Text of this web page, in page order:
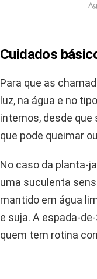
Cuidados
Para que as
luz, na água e no
internos, desde
que pode queimar
No caso da planta-
uma suculenta
mantido em água
e suja. A espada-
quem tem rotina